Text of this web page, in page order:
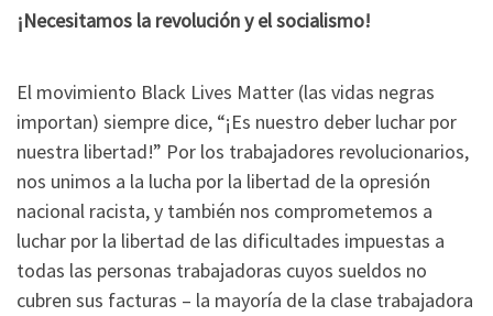
¡Necesitamos la revolución y el socialismo!
El movimiento Black Lives Matter (las vidas negras
importan) siempre dice, “¡Es nuestro deber luchar por
nuestra libertad!” Por los trabajadores revolucionarios,
nos unimos a la lucha por la libertad de la opresión
nacional racista, y también nos comprometemos a
luchar por la libertad de las dificultades impuestas a
todas las personas trabajadoras cuyos sueldos no
cubren sus facturas – la mayoría de la clase trabajadora